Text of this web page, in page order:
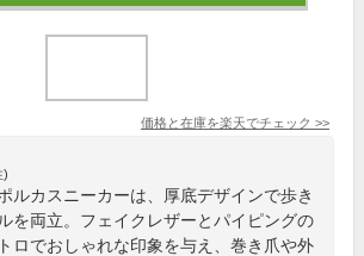
価格と在庫を楽天でチェック >>
)
ルカスニーカーは、厚底デザインで歩き
を両立。フェイクレザーとパイピングの
ロでおしゃれな印象を与え、巻き爪や外